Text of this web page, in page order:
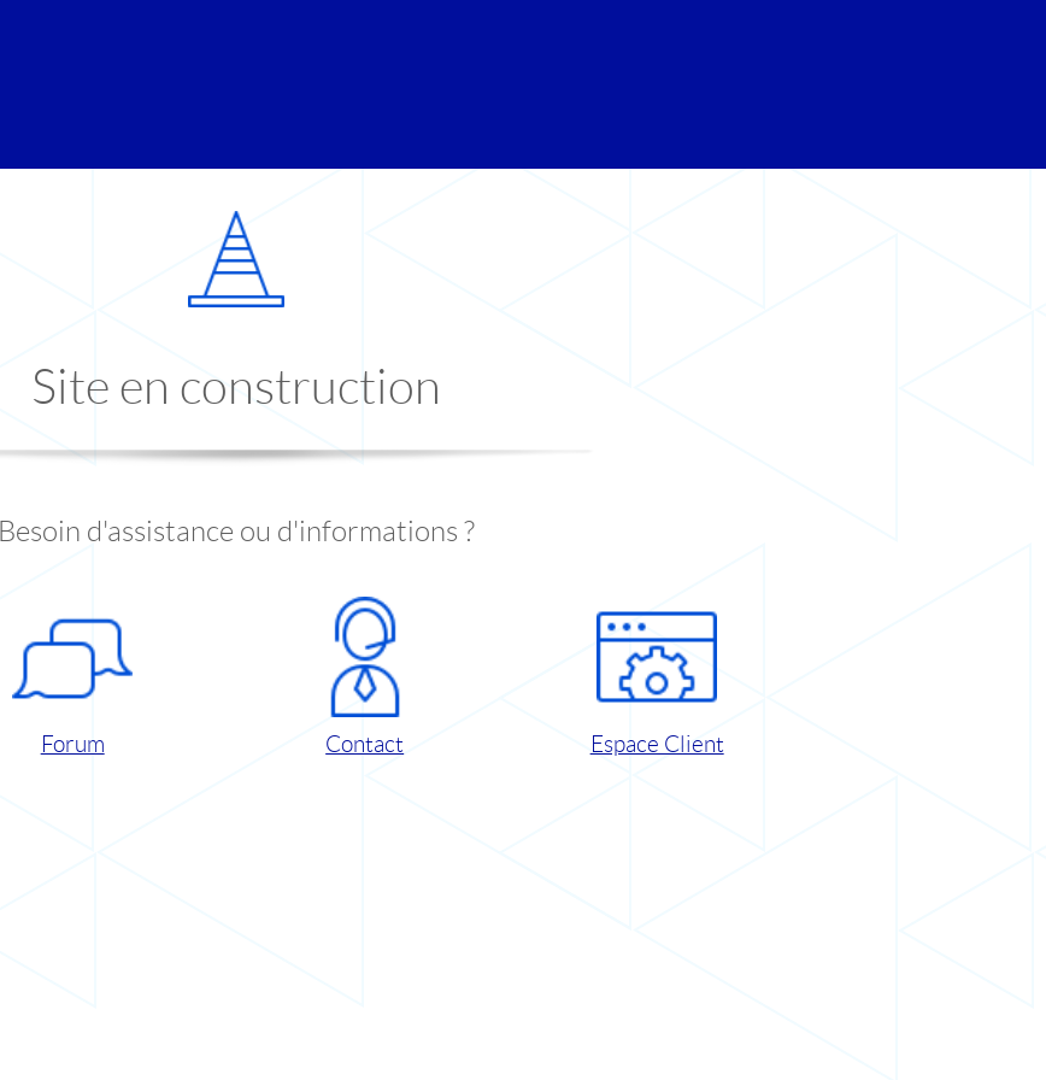
Site en construction
Besoin d'assistance ou d'informations ?
Forum Contact Espace Client